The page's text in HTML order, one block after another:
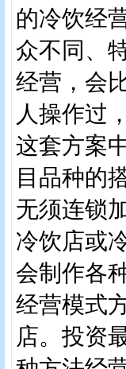
的冷饮经
众不同、
经营，会
人操作过
这套方案
目品种的
无须连锁
冷饮店或
会制作各
经营模式
店。投资